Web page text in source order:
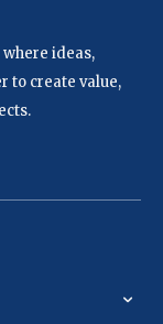
ideas,
to create value,